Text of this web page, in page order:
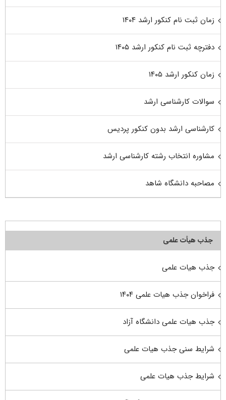
زمان ثبت نام کنکور ارشد ۱۴۰۴
دفترچه ثبت نام کنکور ارشد ۱۴۰۵
زمان کنکور ارشد ۱۴۰۵
سوالات کارشناسی ارشد
کارشناسی ارشد بدون کنکور پردیس
مشاوره انتخاب رشته کارشناسی ارشد
مصاحبه دانشگاه شاهد
جذب هیأت علمی
جذب هیات علمی
فراخوان جذب هیات علمی ۱۴۰۴
جذب هیات علمی دانشگاه آزاد
شرایط سنی جذب هیات علمی
شرایط جذب هیات علمی